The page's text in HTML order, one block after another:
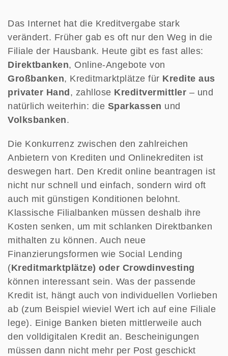
Das Internet hat die Kreditvergabe stark
verändert. Früher gab es oft nur den Weg in die
Filiale der Hausbank. Heute gibt es fast alles:
Direktbanken, Online-Angebote von
Großbanken, Kreditmarktplätze für Kredite aus
privater Hand , zahllose Kreditvermittler – und
natürlich weiterhin: die Sparkassen und
Volksbanken.
Die Konkurrenz zwischen den zahlreichen
Anbietern von Krediten und Onlinekrediten ist
deswegen hart. Den Kredit online beantragen ist
nicht nur schnell und einfach, sondern wird oft
auch mit günstigen Konditionen belohnt.
Klassische Filialbanken müssen deshalb ihre
Kosten senken, um mit schlanken Direktbanken
mithalten zu können. Auch neue
Finanzierungsformen wie Social Lending
(Kreditmarktplätze) oder Crowdinvesting
können interessant sein. Was der passende
Kredit ist, hängt auch von individuellen Vorlieben
ab (zum Beispiel wieviel Wert ich auf eine Filiale
lege). Einige Banken bieten mittlerweile auch
den volldigitalen Kredit an. Bescheinigungen
müssen dann nicht mehr per Post geschickt